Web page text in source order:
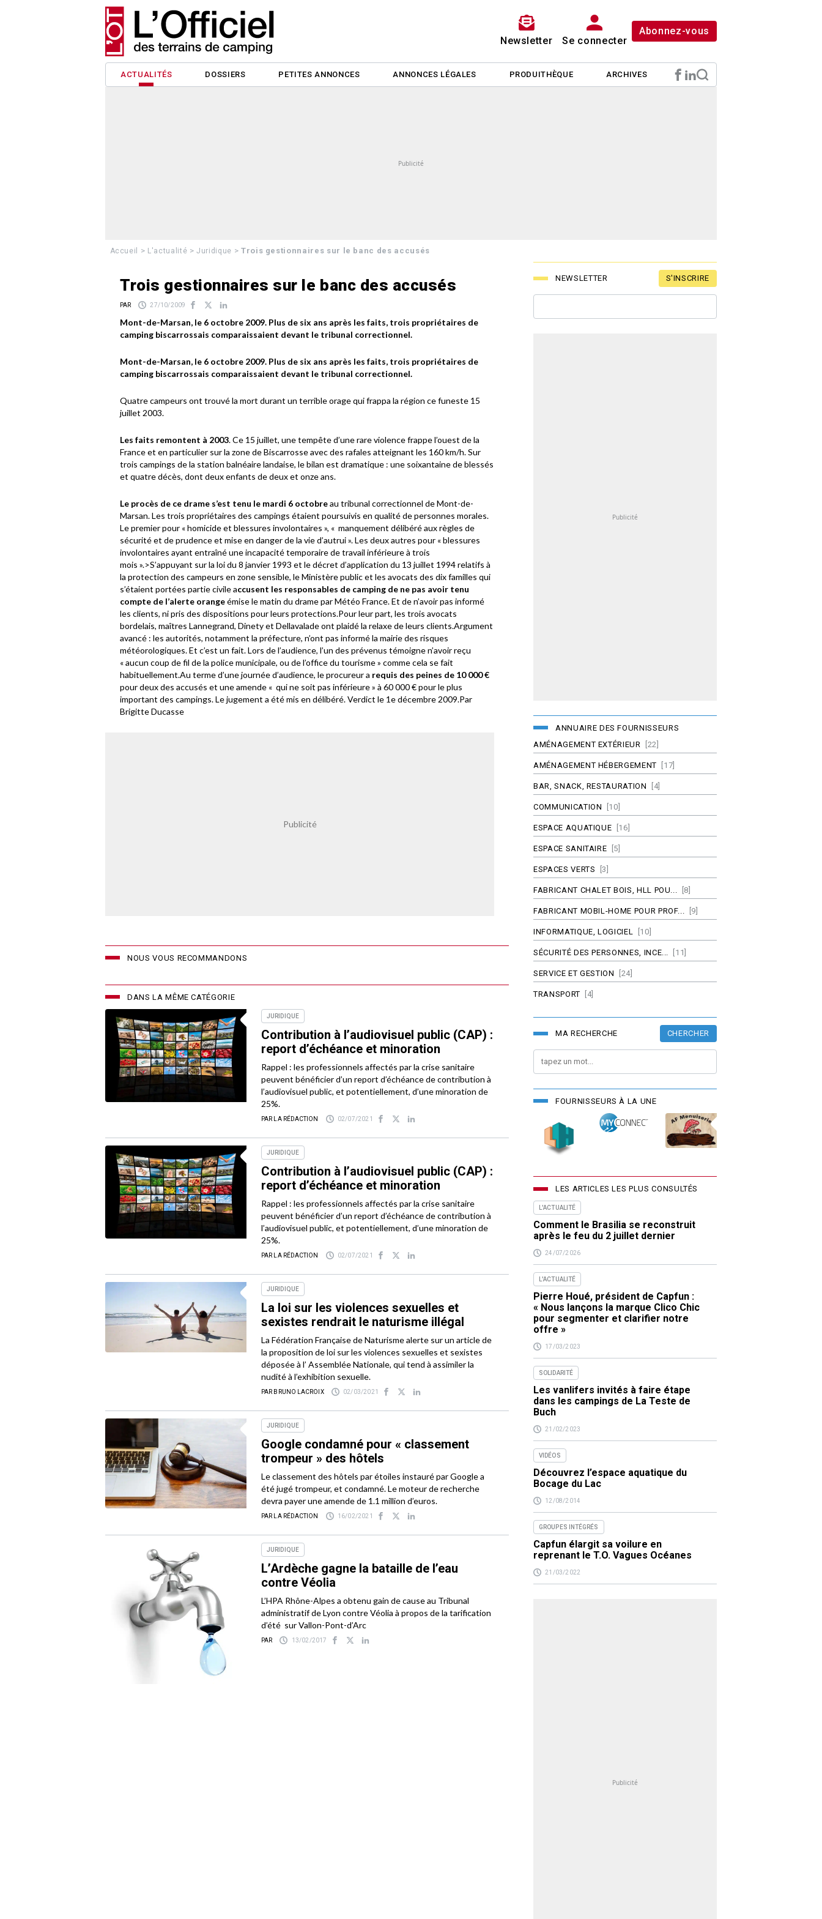
Newsletter Se connecter
Abonnez-vous
ACTUALITÉS DOSSIERS PETITES ANNONCES ANNONCES LÉGALES PRODUITHÈQUE ARCHIVES
Accueil > L'actualité >Juridique > Trois gestionnaires sur le banc des accusés
Trois gestionnaires sur le banc des accusés
PAR 27/10/2009
Mont-de-Marsan, le 6 octobre 2009. Plus de six ans après les faits, trois propriétaires de
camping biscarrossais comparaissaient devant le tribunal correctionnel.
Mont-de-Marsan, le 6 octobre 2009. Plus de six ans après les faits, trois propriétaires de
camping biscarrossais comparaissaient devant le tribunal correctionnel.
Quatre campeurs ont trouvé la mort durant un terrible orage qui frappa la région ce funeste 15
juillet 2003.
Les faits remontent à 2003. Ce 15 juillet, une tempête d’une rare violence frappe l’ouest de la
France et en particulier sur la zone de Biscarrosse avec des rafales atteignant les 160 km/h. Sur
trois campings de la station balnéaire landaise, le bilan est dramatique : une soixantaine de blessés
et quatre décès, dont deux enfants de deux et onze ans.
Le procès de ce drame s’est tenu le mardi 6 octobreau tribunal correctionnel de Mont-de-
Marsan. Les trois propriétaires des campings étaient poursuivis en qualité de personnes morales.
Le premier pour « homicide et blessures involontaires », « manquement délibéré aux règles de
sécurité et de prudence et mise en danger de la vie d’autrui ». Les deux autres pour « blessures
involontaires ayant entraîné une incapacité temporaire de travail inférieure à trois
mois ».>S’appuyant sur la loi du 8 janvier 1993 et le décret d’application du 13 juillet 1994 relatifs à
la protection des campeurs en zone sensible, le Ministère public et les avocats des dix familles qui
s’étaient portées partie civile accusent les responsables de camping de ne pas avoir tenu
compte de l’alerte orangeémise le matin du drame par Météo France. Et de n’avoir pas informé
les clients, ni pris des dispositions pour leurs protections.Pour leur part, les trois avocats
bordelais, maîtres Lannegrand, Dinety et Dellavalade ont plaidé la relaxe de leurs clients.Argument
avancé : les autorités, notamment la préfecture, n’ont pas informé la mairie des risques
météorologiques. Et c’est un fait. Lors de l’audience, l’un des prévenus témoigne n’avoir reçu
« aucun coup de fil de la police municipale, ou de l’office du tourisme » comme cela se fait
habituellement.Au terme d’une journée d’audience, le procureur a requis des peines de 10 000 €
pour deux des accusés et une amende « qui ne soit pas inférieure » à 60 000 € pour le plus
important des campings. Le jugement a été mis en délibéré. Verdict le 1e décembre 2009.Par
Brigitte Ducasse
NOUS VOUS RECOMMANDONS
DANS LA MÊME CATÉGORIE
JURIDIQUE
Contribution à l’audiovisuel public (CAP) :
report d’échéance et minoration
Rappel : les professionnels affectés par la crise sanitaire
peuvent bénéficier d’un report d’échéance de contribution à
l’audiovisuel public, et potentiellement, d’une minoration de
25%.
PAR LA RÉDACTION 02/07/2021
JURIDIQUE
Contribution à l’audiovisuel public (CAP) :
report d’échéance et minoration
Rappel : les professionnels affectés par la crise sanitaire
peuvent bénéficier d’un report d’échéance de contribution à
l’audiovisuel public, et potentiellement, d’une minoration de
25%.
PAR LA RÉDACTION 02/07/2021
JURIDIQUE
La loi sur les violences sexuelles et
sexistes rendrait le naturisme illégal
La Fédération Française de Naturisme alerte sur un article de
la proposition de loi sur les violences sexuelles et sexistes
déposée à l’ Assemblée Nationale, qui tend à assimiler la
nudité à l’exhibition sexuelle.
PAR BRUNO LACROIX 02/03/2021
JURIDIQUE
Google condamné pour « classement
trompeur » des hôtels
Le classement des hôtels par étoiles instauré par Google a
été jugé trompeur, et condamné. Le moteur de recherche
devra payer une amende de 1.1 million d’euros.
PAR LA RÉDACTION 16/02/2021
JURIDIQUE
L’Ardèche gagne la bataille de l’eau
contre Véolia
L’HPA Rhône-Alpes a obtenu gain de cause au Tribunal
administratif de Lyon contre Véolia à propos de la tarification
d’été sur Vallon-Pont-d’Arc
PAR 13/02/2017
NEWSLETTER S'INSCRIRE
ANNUAIRE DES FOURNISSEURS
AMÉNAGEMENT EXTÉRIEUR
[22]
AMÉNAGEMENT HÉBERGEMENT [17]
BAR, SNACK, RESTAURATION [4]
COMMUNICATION [10]
ESPACE AQUATIQUE [16]
ESPACE SANITAIRE [5]
ESPACES VERTS [3]
FABRICANT CHALET BOIS, HLL POU... [8]
FABRICANT MOBIL-HOME POUR PROF... [9]
INFORMATIQUE, LOGICIEL [10]
SÉCURITÉ DES PERSONNES, INCE... [11]
SERVICE ET GESTION [24]
TRANSPORT [4]
MA RECHERCHE CHERCHER
FOURNISSEURS À LA UNE
LES ARTICLES LES PLUS CONSULTÉS
L'ACTUALITÉ
Comment le Brasilia se reconstruit
après le feu du 2 juillet dernier
24/07/2026
L'ACTUALITÉ
Pierre Houé, président de Capfun :
« Nous lançons la marque Clico Chic
pour segmenter et clarifier notre
offre »
17/03/2023
SOLIDARITÉ
Les vanlifers invités à faire étape
dans les campings de La Teste de
Buch
21/02/2023
VIDÉOS
Découvrez l’espace aquatique du
Bocage du Lac
12/08/2014
GROUPES INTÉGRÉS
Capfun élargit sa voilure en
reprenant le T.O. Vagues Océanes
21/03/2022